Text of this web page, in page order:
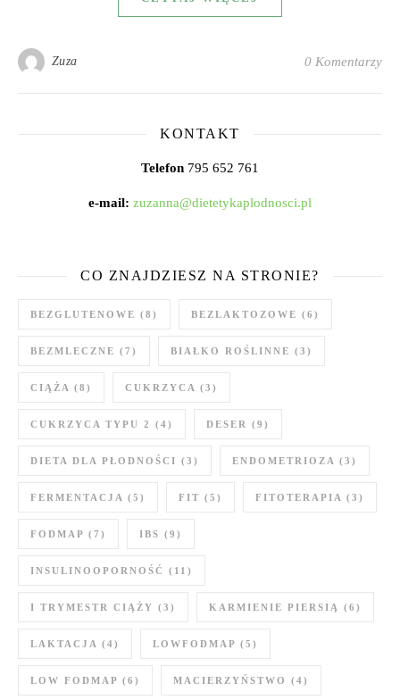
Zuza 0 Komentarzy
KONTAKT
Telefon 795 652 761
e-mail: zuzanna@dietetykaplodnosci.pl
CO ZNAJDZIESZ NA STRONIE?
BEZGLUTENOWE (8) BEZLAKTOZOWE (6)
BEZMLECZNE (7) BIAŁKO ROŚLINNE (3)
CIĄŻA (8) CUKRZYCA (3)
CUKRZYCA TYPU 2 (4) DESER (9)
DIETA DLA PŁODNOŚCI (3) ENDOMETRIOZA (3)
FERMENTACJA (5) FIT (5) FITOTERAPIA (3)
FODMAP (7) IBS (9)
INSULINOOPORNOŚĆ (11)
I TRYMESTR CIĄŻY (3) KARMIENIE PIERSIĄ (6)
LAKTACJA (4) LOWFODMAP (5)
LOW FODMAP (6) MACIERZYŃSTWO (4)